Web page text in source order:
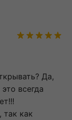
Да,
всегда
как